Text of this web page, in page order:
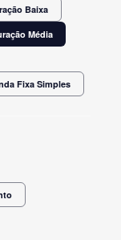
Baixa
Média
Fixa Simples